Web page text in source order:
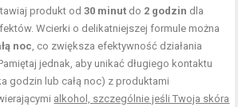
produkt od30 minut do 2 godzin dla
Wcierki o delikatniejszej formule można
noc , co zwiększa efektywność działania
jednak, aby unikać długiego kontaktu
godzin lub całą noc) z produktami
alkohol, szczególnie jeśli Twoja skóra